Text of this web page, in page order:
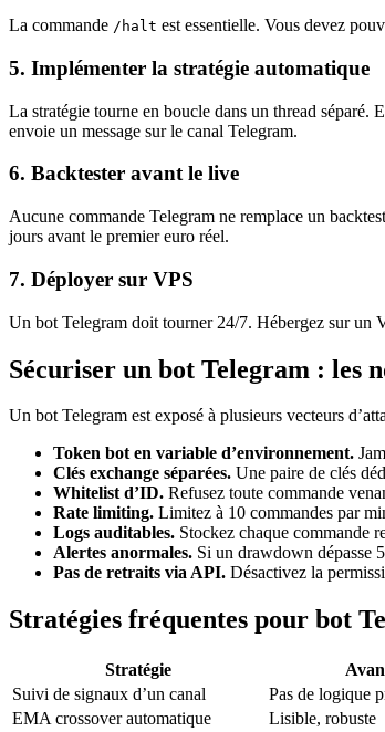
La commande /halt est essentielle. Vous devez
5. Implémenter la stratégie automatique
La stratégie tourne en boucle dans un thread
envoie un message sur le canal Telegram.
6. Backtester avant le live
Aucune commande Telegram ne remplace un
jours avant le premier euro réel.
7. Déployer sur VPS
Un bot Telegram doit tourner 24/7. Hébergez sur un
Sécuriser un bot Telegram : les
Un bot Telegram est exposé à plusieurs vecteurs
Token bot en variable d’environnement.
Clés exchange séparées. Une paire de clés
Whitelist d’ID. Refusez toute commande
Rate limiting. Limitez à 10 commandes par
Logs auditables. Stockez chaque commande
Alertes anormales. Si un drawdown dépasse
Pas de retraits via API. Désactivez la
Stratégies fréquentes pour bot
Stratégie
Suivi de signaux d’un canal
Pas de logique
EMA crossover automatique
Lisible, robuste